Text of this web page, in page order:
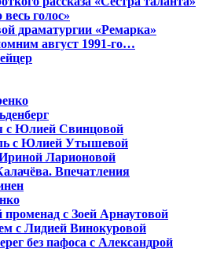
голос»
драматургии «Ремарка»
август 1991-го…
с Юлией Свинцовой
с Юлией Утышевой
Ларионовой
Впечатления
с Зоей Арнаутовой
с Лидией Винокуровой
без пафоса с Александрой